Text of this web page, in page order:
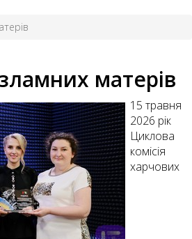
матерів
15 травня
2026 рік
Циклова
комісія
харчових